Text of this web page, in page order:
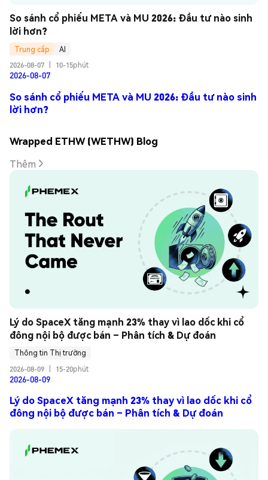
So sánh cổ phiếu META và MU 2026: Đầu tư nào sinh
lời hơn?
Trung cấp
AI
2026-08-07
10-15phút
2026-08-07
So sánh cổ phiếu META và MU 2026: Đầu tư nào sinh
lời hơn?
Wrapped ETHW (WETHW) Blog
Thêm
Lý do SpaceX tăng mạnh 23% thay vì lao dốc khi cổ
đông nội bộ được bán – Phân tích & Dự đoán
Thông tin Thị trường
2026-08-09
15-20phút
2026-08-09
Lý do SpaceX tăng mạnh 23% thay vì lao dốc khi cổ
đông nội bộ được bán – Phân tích & Dự đoán